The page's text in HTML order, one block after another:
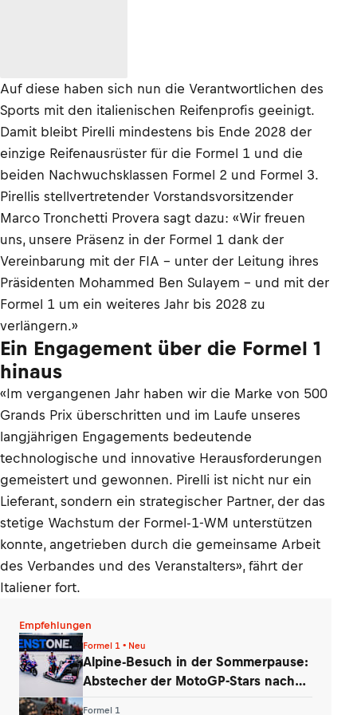
Auf diese haben sich nun die Verantwortlichen des
Sports mit den italienischen Reifenprofis geeinigt.
Damit bleibt Pirelli mindestens bis Ende 2028 der
einzige Reifenausrüster für die Formel 1 und die
beiden Nachwuchsklassen Formel 2 und Formel 3.
Pirellis stellvertretender Vorstandsvorsitzender
Marco Tronchetti Provera sagt dazu: «Wir freuen
uns, unsere Präsenz in der Formel 1 dank der
Vereinbarung mit der FIA – unter der Leitung ihres
Präsidenten Mohammed Ben Sulayem – und mit der
Formel 1 um ein weiteres Jahr bis 2028 zu
verlängern.»
Ein Engagement über die Formel 1
hinaus
«Im vergangenen Jahr haben wir die Marke von 500
Grands Prix überschritten und im Laufe unseres
langjährigen Engagements bedeutende
technologische und innovative Herausforderungen
gemeistert und gewonnen. Pirelli ist nicht nur ein
Lieferant, sondern ein strategischer Partner, der das
stetige Wachstum der Formel-1-WM unterstützen
konnte, angetrieben durch die gemeinsame Arbeit
des Verbandes und des Veranstalters», fährt der
Italiener fort.
Empfehlungen
Formel 1 • Neu
Alpine-Besuch in der Sommerpause:
Abstecher der MotoGP-Stars nach
Formel 1